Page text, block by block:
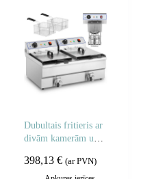
Dubultais fritieris ar
divām kamerām un
2x10L
398,13€ (ar PVN)